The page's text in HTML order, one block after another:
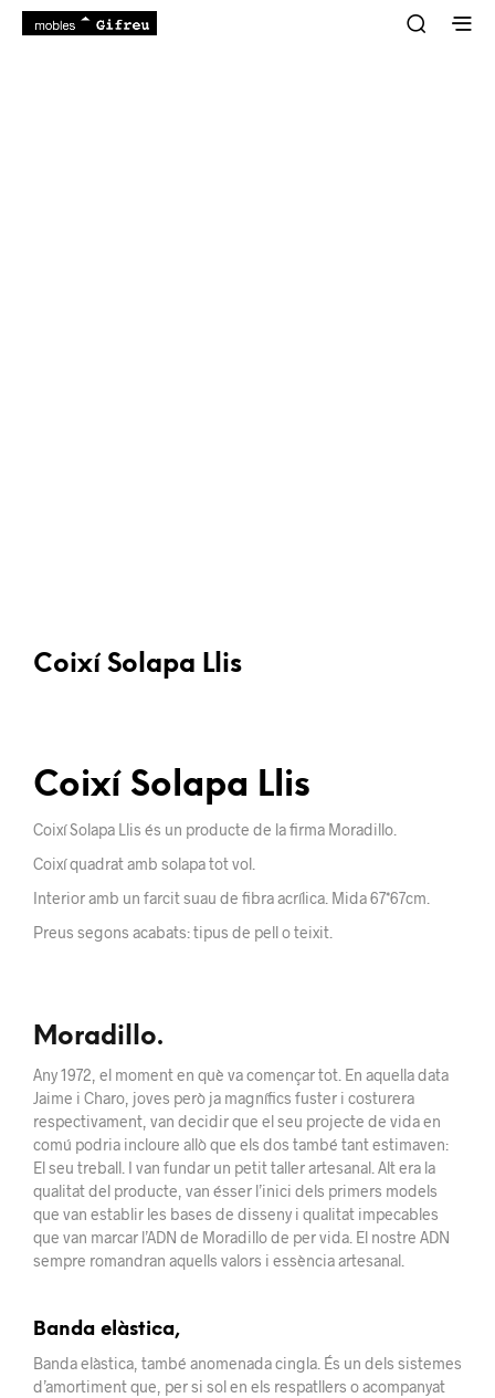
Coixí Solapa Llis
Coixí Solapa Llis
Coixí Solapa Llis és un producte de la firma Moradillo.
Coixí quadrat amb solapa tot vol.
Interior amb un farcit suau de fibra acrílica. Mida 67*67cm.
Preus segons acabats: tipus de pell o teixit.
Moradillo.
Any 1972, el moment en què va començar tot. En aquella data
Jaime i Charo, joves però ja magnífics fuster i costurera
respectivament, van decidir que el seu projecte de vida en
comú podria incloure allò que els dos també tant estimaven:
El seu treball. I van fundar un petit taller artesanal. Alt era la
qualitat del producte, van ésser l’inici dels primers models
que van establir les bases de disseny i qualitat impecables
que van marcar l’ADN de Moradillo de per vida. El nostre ADN
sempre romandran aquells valors i essència artesanal.
Banda elàstica,
Banda elàstica, també anomenada cingla. És un dels sistemes
d’amortiment que, per si sol en els respatllers o acompanyat